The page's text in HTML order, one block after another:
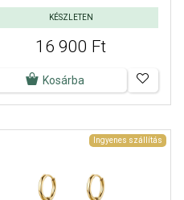
KÉSZLETEN
16 900 Ft
Kosárba
Ingyenes szállítás